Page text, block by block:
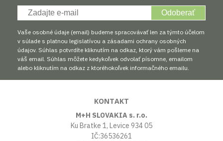
Odoberať
Vaše osobné údaje (email) budeme spracovávať len za týmto účelom
v súlade s platnou legislatívou a zásadami ochrany osobných
údajov. Súhlas potvrdíte kliknutím na odkaz, ktorý vám pošleme na
váš email. Súhlas môžete kedykoľvek odvolať písomne, emailom
alebo kliknutím na odkaz z ktoréhokoľvek informačného emailu.
KONTAKT
M+H SLOVAKIA s. r.o.
Ku Bratke 1, Levice 934 05
IČ:36536261